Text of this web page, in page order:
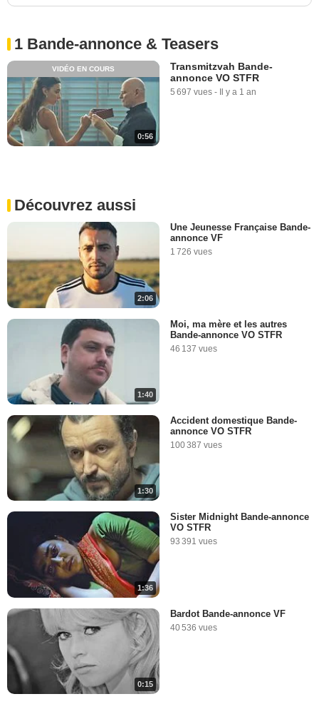
1 Bande-annonce & Teasers
0:56
VIDÉO EN COURS
Transmitzvah Bande-
annonce VO STFR
5 697 vues - Il y a 1 an
Découvrez aussi
2:06
Une Jeunesse Française Bande-
annonce VF
1 726 vues
1:40
Moi, ma mère et les autres
Bande-annonce VO STFR
46 137 vues
1:30
Accident domestique Bande-
annonce VO STFR
100 387 vues
1:36
Sister Midnight Bande-annonce
VO STFR
93 391 vues
0:15
Bardot Bande-annonce VF
40 536 vues